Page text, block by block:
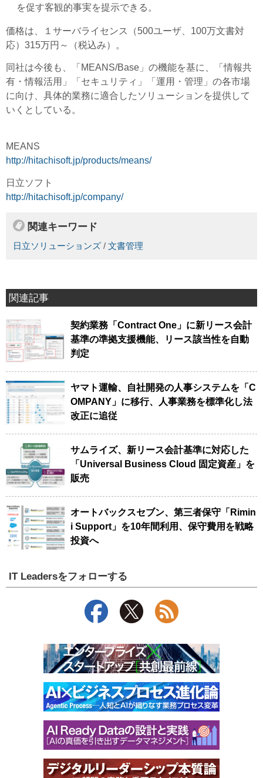
を促す客観的事実を提示できる。
価格は、１サーバライセンス（500ユーザ、100万文書対
応）315万円～（税込み）。
同社は今後も、「MEANS/Base」の機能を基に、「情報共
有・情報活用」「セキュリティ」「運用・管理」の各市場
に向け、具体的業務に適合したソリューションを提供して
いくとしている。
MEANS
http://hitachisoft.jp/products/means/
日立ソフト
http://hitachisoft.jp/company/
関連キーワード
日立ソリューションズ / 文書管理
関連記事
契約業務「Contract One」に新リース会計
基準の準拠支援機能、リース該当性を自動
判定
ヤマト運輸、自社開発の人事システムを「C
OMPANY」に移行、人事業務を標準化し法
改正に追従
サムライズ、新リース会計基準に対応した
「Universal Business Cloud 固定資産」を
販売
オートバックスセブン、第三者保守「Rimin
i Support」を10年間利用、保守費用を戦略
投資へ
IT Leadersをフォローする